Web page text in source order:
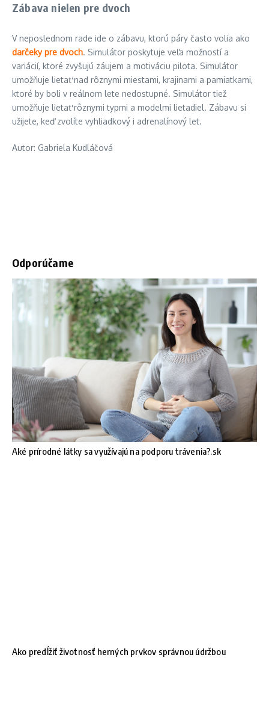
Zábava nielen pre dvoch
V neposlednom rade ide o zábavu, ktorú páry často volia ako
darčeky pre dvoch. Simulátor poskytuje veľa možností a
variácií, ktoré zvyšujú záujem a motiváciu pilota. Simulátor
umožňuje lietať nad rôznymi miestami, krajinami a pamiatkami,
ktoré by boli v reálnom lete nedostupné. Simulátor tiež
umožňuje lietať rôznymi typmi a modelmi lietadiel. Zábavu si
užijete, keď zvolíte vyhliadkový i adrenalínový let.
Autor: Gabriela Kudláčová
Odporúčame
Aké prírodné látky sa využívajú na podporu trávenia?.sk
Ako predĺžiť životnosť herných prvkov správnou údržbou